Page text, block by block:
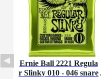
Ernie Ball 2221 Regula
r Slinky 010 - 046 snare